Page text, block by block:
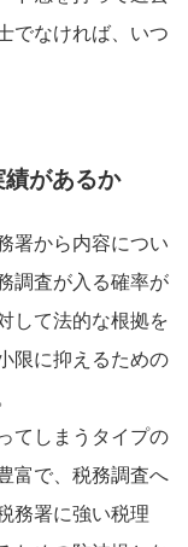
でなければ、いつ
があるか
署から内容につい
調査が入る確率が
して法的な根拠を
限に抑えるための
てしまうタイプの
富で、税務調査へ
務署に強い税理